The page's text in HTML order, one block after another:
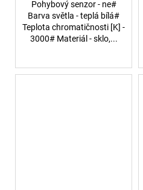
Pohybový senzor - ne#
Barva světla - teplá bílá#
Teplota chromatičnosti [K] -
3000# Materiál - sklo,...